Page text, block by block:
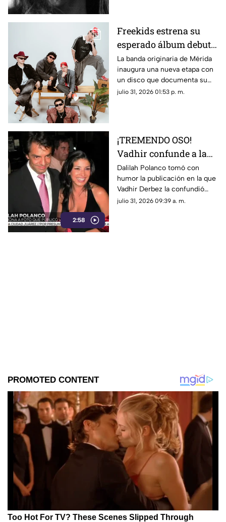
Freekids estrena su
esperado álbum debut:
'Todavía no vuelvo'
La banda originaria de Mérida
inaugura una nueva etapa con
un disco que documenta su
evolución artística y personal.
julio 31, 2026 01:53 p. m.
2:58
¡TREMENDO OSO!
Vadhir confunde a la
ex de su papá con
Alessandra y desata un
escándalo en redes
Dalilah Polanco tomó con
humor la publicación en la que
Vadhir Derbez la confundió
con Alessandra Rosaldo
julio 31, 2026 09:39 a. m.